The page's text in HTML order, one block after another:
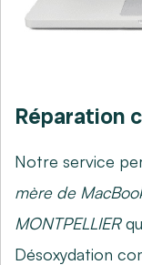
Réparation
Notre service
mère de
MONTPELLIER
Désoxydation